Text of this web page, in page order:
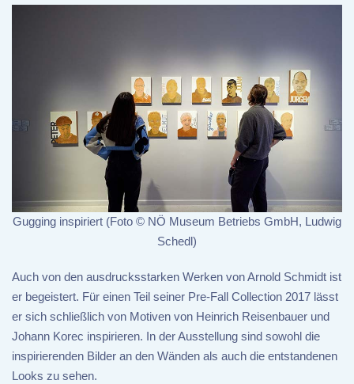
Gugging inspiriert (Foto © NÖ Museum Betriebs GmbH, Ludwig
Schedl)
Auch von den ausdrucksstarken Werken von Arnold Schmidt ist
er begeistert. Für einen Teil seiner Pre-Fall Collection 2017 lässt
er sich schließlich von Motiven von Heinrich Reisenbauer und
Johann Korec inspirieren. In der Ausstellung sind sowohl die
inspirierenden Bilder an den Wänden als auch die entstandenen
Looks zu sehen.